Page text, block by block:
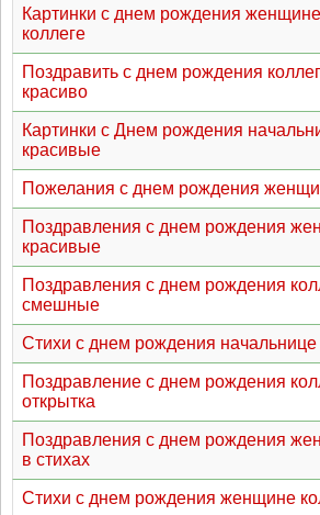
Картинки с днем рождения
коллеге
Поздравить с днем рождения
красиво
Картинки с Днем рождения
красивые
Пожелания с днем рождения
Поздравления с днем рождения
красивые
Поздравления с днем рождения
смешные
Стихи с днем рождения
Поздравление с днем рождения
открытка
Поздравления с днем рождения
в стихах
Стихи с днем рождения женщине